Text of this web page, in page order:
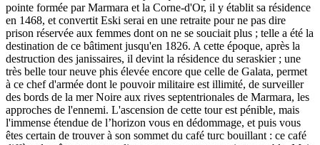
pointe formée par Marmara et la Corne-d'Or, il y établit sa résidence
en 1468, et convertit Eski serai en une retraite pour ne pas dire
prison réservée aux femmes dont on ne se souciait plus ; telle a été la
destination de ce bâtiment jusqu'en 1826. A cette époque, après la
destruction des janissaires, il devint la résidence du seraskier ; une
très belle tour neuve phis élevée encore que celle de Galata, permet
à ce chef d'armée dont le pouvoir militaire est illimité, de surveiller
des bords de la mer Noire aux rives septentrionales de Marmara, les
approches de l'ennemi. L'ascension de cette tour est pénible, mais
l'immense étendue de l’horizon vous en dédommage, et puis vous
êtes certain de trouver à son sommet du café turc bouillant : ce café